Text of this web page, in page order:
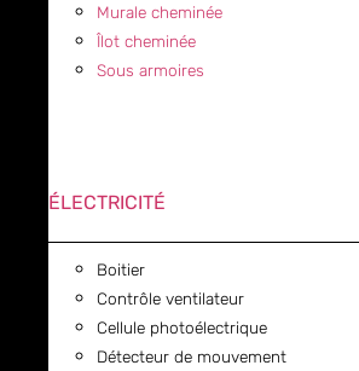
Murale cheminée
Îlot cheminée
Sous armoires
ÉLECTRICITÉ
Boitier
Contrôle ventilateur
Cellule photoélectrique
Détecteur de mouvement